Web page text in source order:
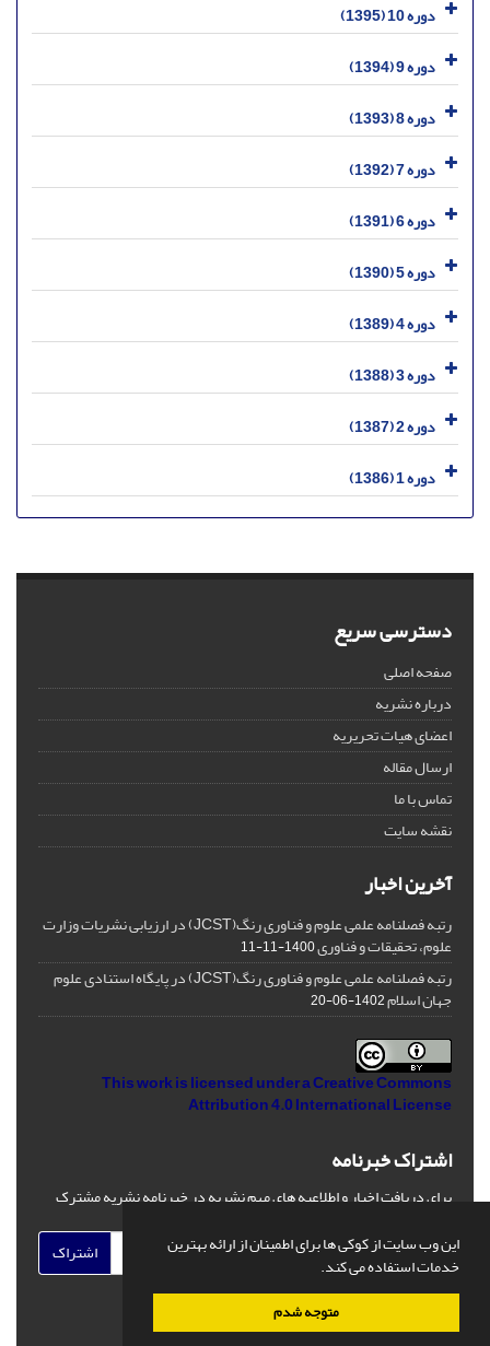
این وب سایت از کوکی ها برای اطمینان از ارائه بهترین
خدمات استفاده می کند.
متوجه شدم
دوره 10 (1395)
دوره 9 (1394)
دوره 8 (1393)
دوره 7 (1392)
دوره 6 (1391)
دوره 5 (1390)
دوره 4 (1389)
دوره 3 (1388)
دوره 2 (1387)
دوره 1 (1386)
دسترسی سریع
صفحه اصلی
درباره نشریه
اعضای هیات تحریریه
ارسال مقاله
تماس با ما
نقشه سایت
آخرین اخبار
رتبه فصلنامه علمی علوم و فناوری رنگ(JCST) در ارزیابی نشریات وزارت
علوم، تحقیقات و فناوری1400-11-11
رتبه فصلنامه علمی علوم و فناوری رنگ(JCST) در پایگاه استنادی علوم
جهان اسلام1402-06-20
This work is licensed under aCreative Commons
Attribution 4.0 International License
اشتراک خبرنامه
برای دریافت اخبار و اطلاعیه های مهم نشریه در خبرنامه نشریه مشترک
اشتراک